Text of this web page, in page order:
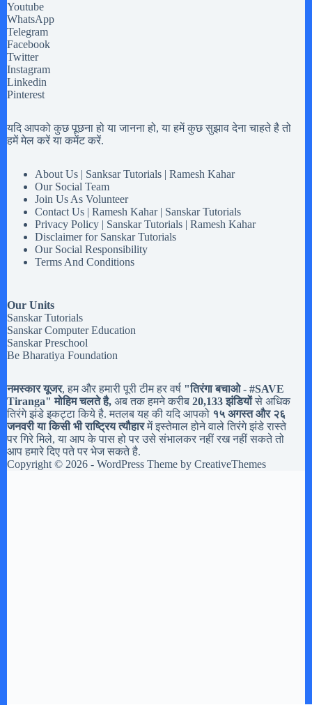
Youtube
WhatsApp
Telegram
Facebook
Twitter
Instagram
Linkedin
Pinterest
यदि आपको कुछ पूछना हो या जानना हो, या हमें कुछ सुझाव देना चाहते है तो
हमें मेल करें या कमेंट करें.
About Us | Sanksar Tutorials | Ramesh Kahar
Our Social Team
Join Us As Volunteer
Contact Us | Ramesh Kahar | Sanskar Tutorials
Privacy Policy | Sanskar Tutorials | Ramesh Kahar
Disclaimer for Sanskar Tutorials
Our Social Responsibility
Terms And Conditions
Our Units
Sanskar Tutorials
Sanskar Computer Education
Sanskar Preschool
Be Bharatiya Foundation
नमस्कार यूजर, हम और हमारी पूरी टीम हर वर्ष "तिरंगा बचाओ - #SAVE
Tiranga" मोहिम चलते है, अब तक हमने करीब 20,133 झंडियोंसे अधिक
तिरंगे झंडे इकट्टा किये है. मतलब यह की यदि आपको १५ अगस्त और २६
जनवरी या किसी भी राष्ट्रिय त्यौहारमें इस्तेमाल होने वाले तिरंगे झंडे रास्ते
पर गिरे मिले, या आप के पास हो पर उसे संभालकर नहीं रख नहीं सकते तो
आप हमारे दिए पते पर भेज सकते है.
Copyright © 2026 - WordPress Theme by CreativeThemes